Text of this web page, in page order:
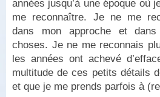
années jusqu’à une époque où
me reconnaître. Je ne me
dans mon approche et
choses. Je ne me reconnais
les années ont achevé
multitude de ces petits détails
et que je me prends parfois à